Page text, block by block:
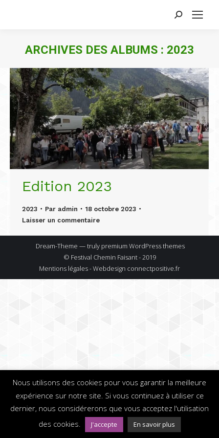
Search:
ARCHIVES DES ALBUMS : 2023
Edition 2023
2023 Par admin
18 octobre 2023
Laisser un commentaire
Dream-Theme — truly premium WordPress themes
© Festival Chemin Faisant - 2019
Mentions légales - Webdesign connectpositive.fr
Nous utilisons des cookies pour vous garantir la meilleure
expérience sur notre site. Si vous continuez à utiliser ce
dernier, nous considérerons que vous acceptez l'utilisation
des cookies.
J'accepte En savoir plus